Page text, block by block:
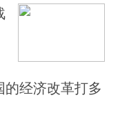
的经济改革打多